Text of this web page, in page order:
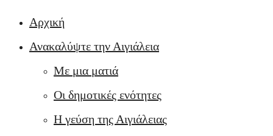
Αρχική
Ανακαλύψτε την Αιγιάλεια
Με μια ματιά
Οι δημοτικές ενότητες
Η γεύση της Αιγιάλειας